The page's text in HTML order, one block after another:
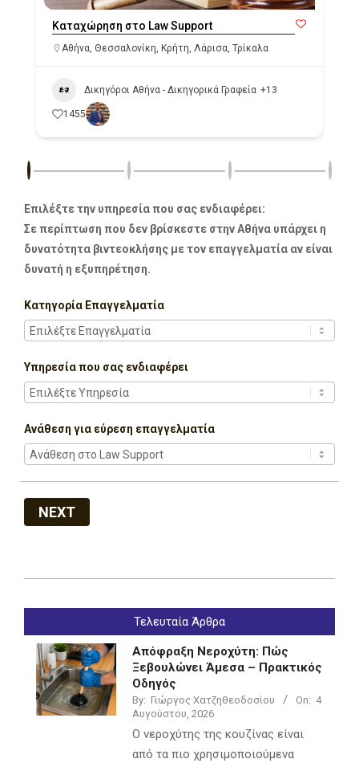
Καταχώρηση στο Law Support
Αθήνα, Θεσσαλονίκη, Κρήτη, Λάρισα, Τρίκαλα
Δικηγόροι Αθήνα - Δικηγορικά Γραφεία +13
1455
Επιλέξτε την υπηρεσία που σας ενδιαφέρει:
Σε περίπτωση που δεν βρίσκεστε στην Αθήνα υπάρχει η
δυνατότητα βιντεοκλήσης με τον επαγγελματία αν είναι
δυνατή η εξυπηρέτηση.
Κατηγορία Επαγγελματία
Υπηρεσία που σας ενδιαφέρει
Ανάθεση για εύρεση επαγγελματία
NEXT
07-
Τελευταία Άρθρα
Απόφραξη Νεροχύτη: Πώς
Ξεβουλώνει Άμεσα – Πρακτικός
Οδηγός
By: Γιώργος Χατζηθεοδοσίου On: 4
Αυγούστου, 2026
Ο νεροχύτης της κουζίνας είναι
από τα πιο χρησιμοποιούμενα